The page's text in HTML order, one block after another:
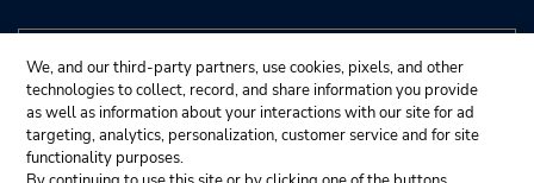
We, and our third-party partners, use cookies, pixels, and other
technologies to collect, record, and share information you provide
as well as information about your interactions with our site for ad
targeting, analytics, personalization, customer service and for site
functionality purposes.